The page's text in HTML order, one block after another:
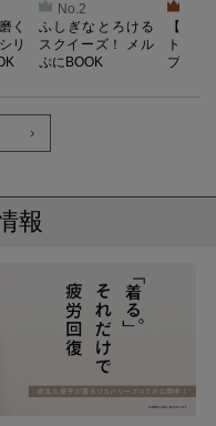
く
リ
No.2
ふしぎなとろける
スクイーズ！ メル
ぷにBOOK
【
ト／L
プル）
o Lab.
報